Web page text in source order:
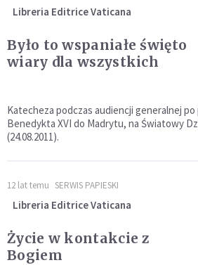
Libreria Editrice Vaticana
Było to wspaniałe święto
wiary dla wszystkich
Katecheza podczas audiencji generalnej po
Benedykta XVI do Madrytu, na Światowy
(24.08.2011).
12 lat temu SERWIS PAPIESKI
Libreria Editrice Vaticana
Życie w kontakcie z
Bogiem